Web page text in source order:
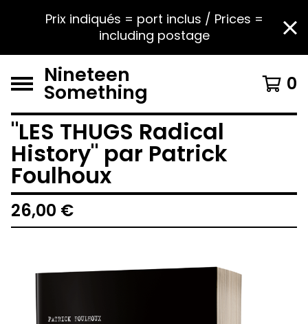
Prix indiqués = port inclus / Prices =
including postage
Nineteen
Something 0
"LES THUGS Radical
History" par Patrick
Foulhoux
26,00 €